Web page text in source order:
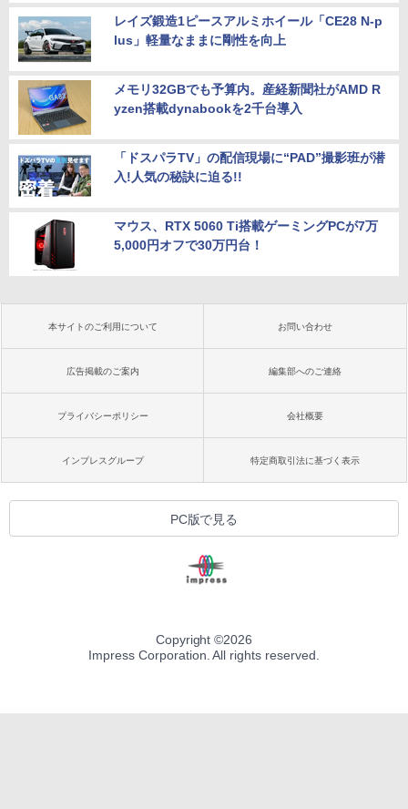
レイズ鍛造1ピースアルミホイール「CE28 N-p
lus」軽量なままに剛性を向上
メモリ32GBでも予算内。産経新聞社がAMD R
yzen搭載dynabookを2千台導入
「ドスパラTV」の配信現場に“PAD”撮影班が潜
入!人気の秘訣に迫る!!
マウス、RTX 5060 Ti搭載ゲーミングPCが7万
5,000円オフで30万円台！
本サイトのご利用について お問い合わせ
広告掲載のご案内 編集部へのご連絡
プライバシーポリシー 会社概要
インプレスグループ 特定商取引法に基づく表示
PC版で見る
Copyright ©2026
Impress Corporation. All rights reserved.